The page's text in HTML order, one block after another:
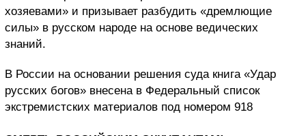
хозяевами» и призывает разбудить «дремлющие
силы» в русском народе на основе ведических
знаний.
В России на основании решения суда книга «Удар
русских богов» внесена в Федеральный список
экстремистских материалов под номером 918